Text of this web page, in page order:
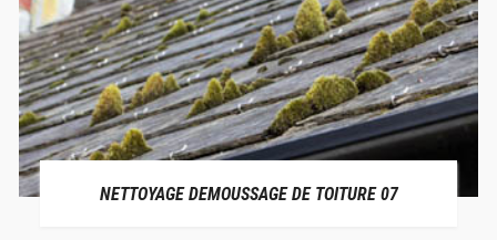
NETTOYAGE DEMOUSSAGE DE TOITURE 07